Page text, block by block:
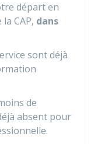
départ en
CAP, dans
sont déjà
de
absent pour